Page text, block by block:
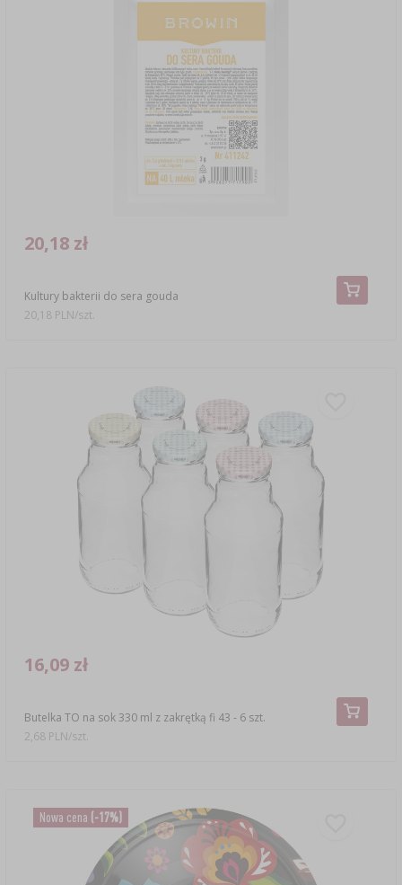
Kultury bakterii do sera gouda
20,18 zł
20,18 PLN/szt.
Butelka TO na sok 330 ml z zakrętką fi 43 - 6 szt.
16,09 zł
2,68 PLN/szt.
Nowa cena (-17%)